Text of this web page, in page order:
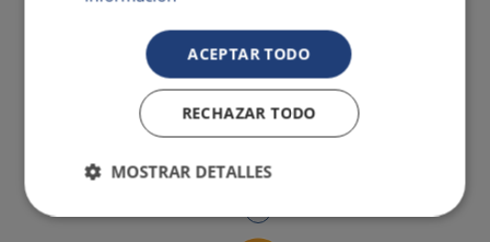
ACEPTAR TODO
RECHAZAR TODO
MOSTRAR DETALLES